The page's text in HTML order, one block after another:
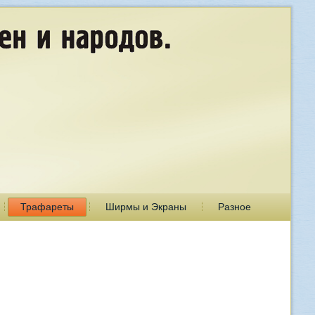
Трафареты Ширмы и Экраны Разное